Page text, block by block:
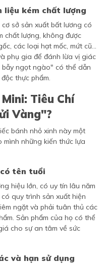
liệu kém chất lượng
sở sản xuất bất lương có
chất lượng, không được
các loại hạt mốc, mứt cũ...
phụ gia để đánh lừa vị giác
ngọt ngào" có thể dẫn
thực phẩm.
Tiêu Chí
Vàng"?
bánh nhỏ xinh này một
những kiến thức lựa
tên tuổi
hiệu lớn, có uy tín lâu năm
quy trình sản xuất hiện
ngặt và phải tuân thủ các
Sản phẩm của họ có thể
cho sự an tâm về sức
và hạn sử dụng